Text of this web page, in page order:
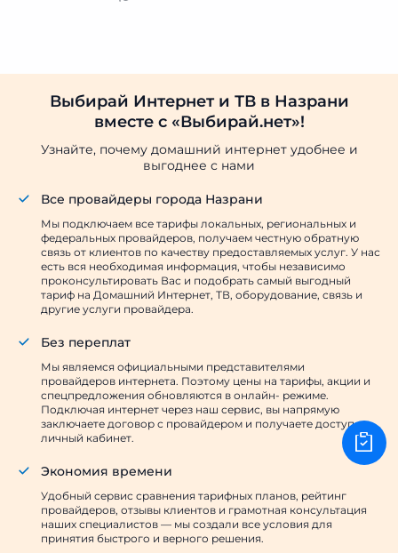
Выбирай Интернет и ТВ в Назрани
вместе с «Выбирай.нет»!
Узнайте, почему домашний интернет удобнее и
выгоднее с нами
Все провайдеры города Назрани
Мы подключаем все тарифы локальных, региональных и
федеральных провайдеров, получаем честную обратную
связь от клиентов по качеству предоставляемых услуг. У нас
есть вся необходимая информация, чтобы независимо
проконсультировать Вас и подобрать самый выгодный
тариф на Домашний Интернет, ТВ, оборудование, связь и
другие услуги провайдера.
Без переплат
Мы являемся официальными представителями
провайдеров интернета. Поэтому цены на тарифы, акции и
спецпредложения обновляются в онлайн- режиме.
Подключая интернет через наш сервис, вы напрямую
заключаете договор с провайдером и получаете доступ в
личный кабинет.
Экономия времени
Удобный сервис сравнения тарифных планов, рейтинг
провайдеров, отзывы клиентов и грамотная консультация
наших специалистов — мы создали все условия для
принятия быстрого и верного решения.